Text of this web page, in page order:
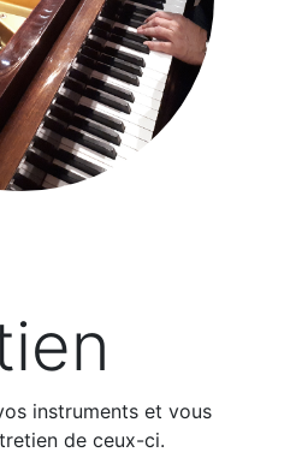
instruments et vous
de ceux-ci.